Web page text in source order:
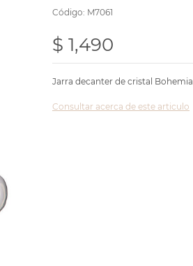
Código: M7061
$ 1,490
Jarra decanter de cristal Bohemia.
Consultar acerca de este articulo